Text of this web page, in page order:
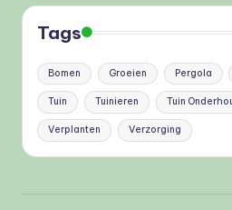
Tags
Bomen Groeien Pergola
Tuin Tuinieren Tuin
Verplanten Verzorging